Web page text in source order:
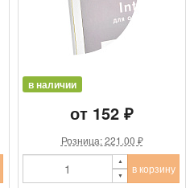
в наличии
от 152 ₽
Розница: 221.00 ₽
в корзину